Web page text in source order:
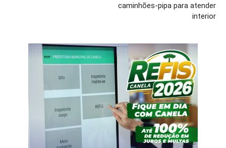
caminhões-pipa para atender
interior